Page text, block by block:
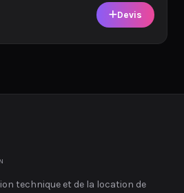
Devis
technique et de la location de